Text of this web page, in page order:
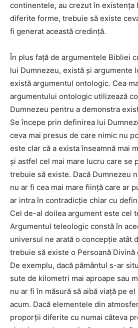
continentele, au crezut în existenţa
diferite forme, trebuie să existe
fi generat această credinţă.
În plus faţă de argumentele Bibliei
lui Dumnezeu, există şi argumente
există argumentul ontologic. Cea
argumentului ontologic utilizează
Dumnezeu pentru a demonstra
Se începe prin definirea lui
ceva mai presus de care nimic nu
este clar că a exista înseamnă mai
şi astfel cel mai mare lucru care se
trebuie să existe. Dacă Dumnezeu
nu ar fi cea mai mare fiinţă care ar
ar intra în contradicţie chiar cu
Cel de-al doilea argument este cel
Argumentul teleologic constă în
universul ne arată o concepţie atât
trebuie să existe o Persoană
De exemplu, dacă pământul s-ar
sute de kilometri mai aproape sau
nu ar fi în măsură să aibă viaţă pe
acum. Dacă elementele din
proporţii diferite cu numai câteva